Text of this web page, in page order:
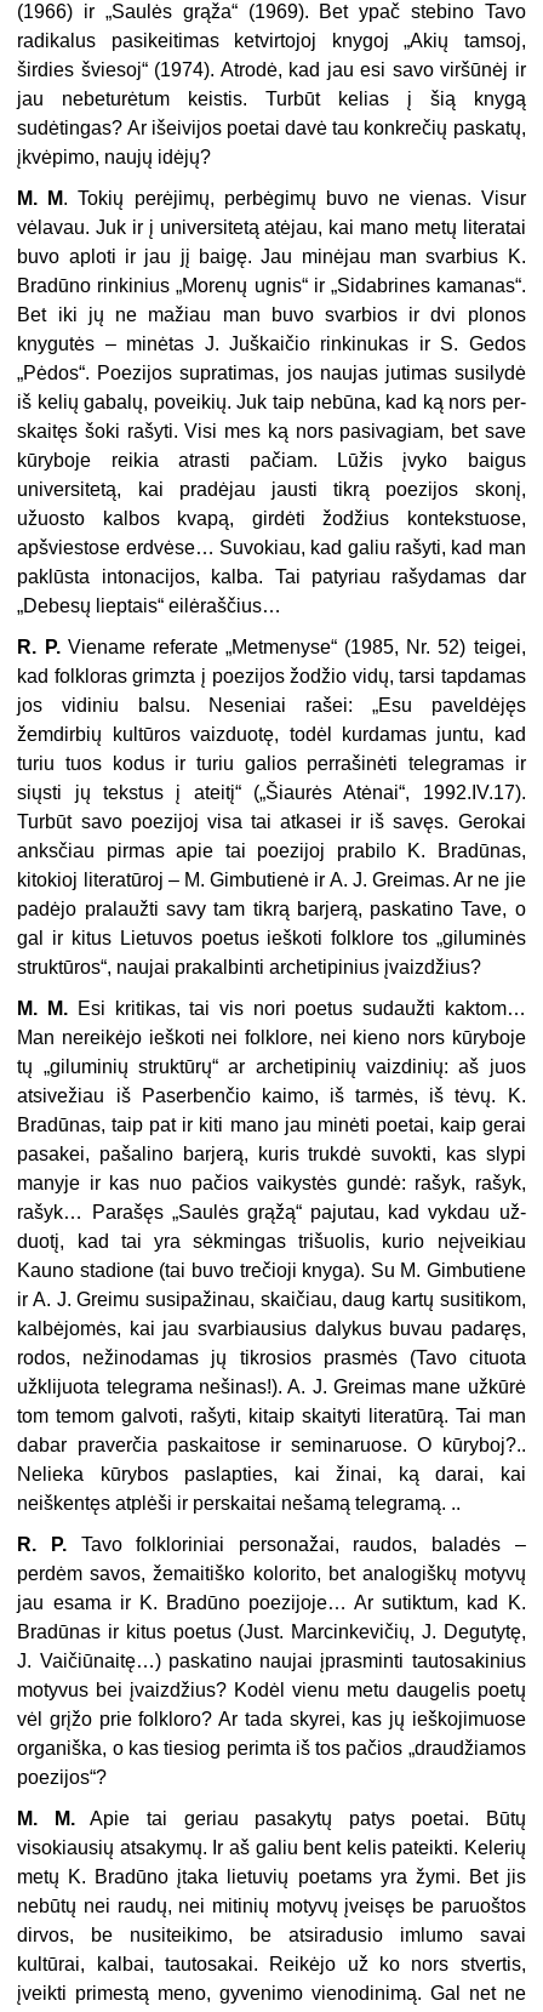
(1966) ir „Saulės grąža“ (1969). Bet ypač stebino Tavo
radikalus pasikeitimas ketvirtojoj knygoj „Akių tamsoj,
širdies šviesoj“ (1974). Atrodė, kad jau esi savo viršūnėj ir
jau nebeturėtum keistis. Turbūt kelias į šią knygą
sudėtingas? Ar išeivijos poetai davė tau konkrečių paskatų,
įkvėpimo, naujų idėjų?
M. M. Tokių perėjimų, perbėgimų buvo ne vienas. Visur
vėlavau. Juk ir į universitetą atėjau, kai mano metų literatai
buvo aploti ir jau jį baigę. Jau mi­nėjau man svarbius K.
Bradūno rinkinius „Morenų ugnis“ ir „Sidabrines kama­nas“.
Bet iki jų ne mažiau man buvo svarbios ir dvi plonos
knygutės – minė­tas J. Juškaičio rinkinukas ir S. Gedos
„Pėdos“. Poezijos supratimas, jos naujas jutimas susilydė
iš kelių gabalų, poveikių. Juk taip nebūna, kad ką nors per­
skaitęs šoki rašyti. Visi mes ką nors pasivagiam, bet save
kūryboje reikia at­rasti pačiam. Lūžis įvyko baigus
universitetą, kai pradėjau jausti tikrą poezijos skonį,
užuosto kalbos kvapą, girdėti žodžius kontekstuose,
apšviestose erdvėse… Suvokiau, kad galiu rašyti, kad man
paklūsta intonacijos, kalba. Tai patyriau rašydamas dar
„Debesų lieptais“ eilėraščius…
R. P.Viename referate „Metmenyse“ (1985, Nr. 52) teigei,
kad folkloras grimzta į poezijos žodžio vidų, tarsi tapdamas
jos vidiniu balsu. Neseniai rašei: „Esu paveldėjęs
žemdirbių kultūros vaizduotę, todėl kurdamas juntu, kad
turiu tuos kodus ir turiu galios perrašinėti telegramas ir
siųsti jų tekstus į ateitį“ („Šiaurės Atėnai“, 1992.IV.17).
Turbūt savo poezijoj visa tai atkasei ir iš savęs. Gerokai
anksčiau pirmas apie tai poezijoj prabilo K. Bradūnas,
kitokioj literatū­roj – M. Gimbutienė ir A. J. Greimas. Ar ne jie
padėjo pralaužti savy tam tik­rą barjerą, paskatino Tave, o
gal ir kitus Lietuvos poetus ieškoti folklore tos „giluminės
struktūros“, naujai prakalbinti archetipinius įvaizdžius?
M. M. Esi kritikas, tai vis nori poetus sudaužti kaktom…
Man nereikėjo ieškoti nei folklore, nei kieno nors kūryboje
tų „giluminių struktūrų“ ar arche­tipinių vaizdinių: aš juos
atsivežiau iš Paserbenčio kaimo, iš tarmės, iš tėvų. K.
Bradūnas, taip pat ir kiti mano jau minėti poetai, kaip gerai
pasakei, pašali­no barjerą, kuris trukdė suvokti, kas slypi
manyje ir kas nuo pačios vaikystės gundė: rašyk, rašyk,
rašyk… Parašęs „Saulės grąžą“ pajutau, kad vykdau už­
duotį, kad tai yra sėkmingas trišuolis, kurio neįveikiau
Kauno stadione (tai buvo trečioji knyga). Su M. Gimbutiene
ir A. J. Greimu susipažinau, skaičiau, daug kartų susitikom,
kalbėjomės, kai jau svarbiausius dalykus buvau padaręs,
rodos, nežinodamas jų tikrosios prasmės (Tavo cituota
užklijuota telegrama nešinas!). A. J. Greimas mane užkūrė
tom temom galvoti, rašyti, kitaip skaityti literatūrą. Tai man
dabar praverčia paskaitose ir seminaruose. O kūryboj?..
Nelieka kūrybos paslapties, kai žinai, ką darai, kai
neiškentęs atplėši ir perskaitai nešamą tele­gramą. ..
R. P. Tavo folkloriniai personažai, raudos, baladės –
perdėm savos, žemai­tiško kolorito, bet analogiškų motyvų
jau esama ir K. Bradūno poezijoje… Ar sutiktum, kad K.
Bradūnas ir kitus poetus (Just. Marcinkevičių, J. Degutytę,
J. Vaičiūnaitę…) paskatino naujai įprasminti tautosakinius
motyvus bei įvaizdžius? Kodėl vienu metu daugelis poetų
vėl grįžo prie folkloro? Ar tada skyrei, kas jų ieškojimuose
organiška, o kas tiesiog perimta iš tos pačios „draudžiamos
poezi­jos“?
M. M.Apie tai geriau pasakytų patys poetai. Būtų
visokiausių atsakymų. Ir aš galiu bent kelis pateikti. Kelerių
metų K. Bradūno įtaka lietuvių poetams yra žymi. Bet jis
nebūtų nei raudų, nei mitinių motyvų įveisęs be paruoštos
dirvos, be nusiteikimo, be atsiradusio imlumo savai
kultūrai, kalbai, tautosakai. Reikė­jo už ko nors stvertis,
įveikti primestą meno, gyvenimo vienodinimą. Gal net ne